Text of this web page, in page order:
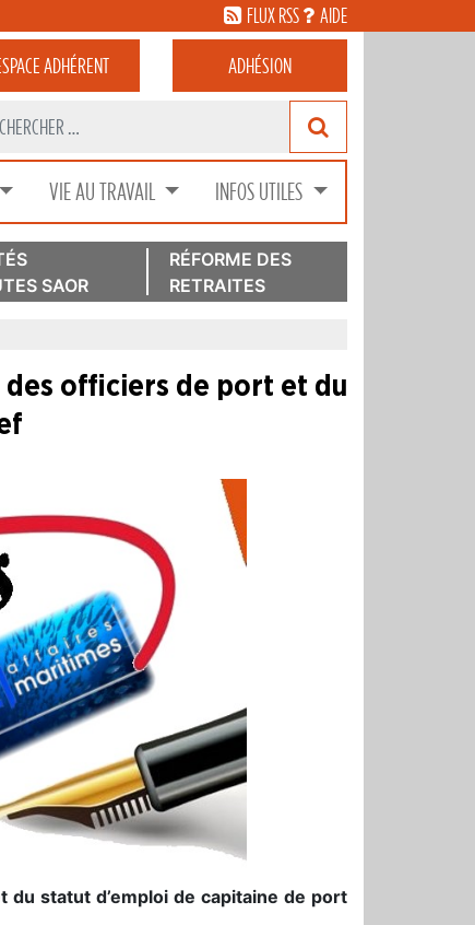
FLUX RSS AIDE
ADHÉRENT ADHÉSION
VIE AU TRAVAIL INFOS UTILES
SAOR
RÉFORME DES
RETRAITES
officiers de port et du
statut d’emploi de capitaine de port